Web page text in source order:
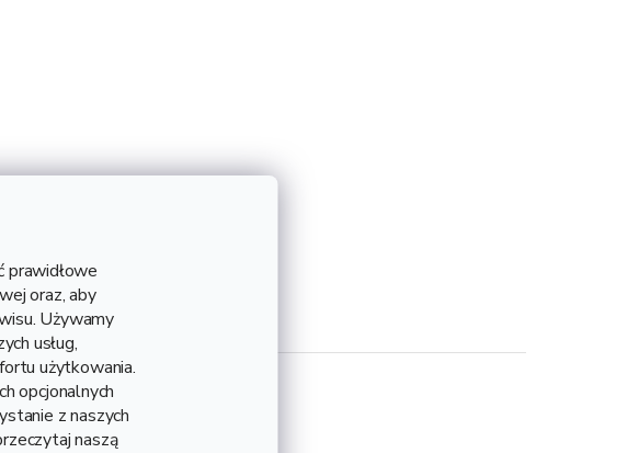
prawidłowe
oraz, aby
Używamy
usług,
użytkowania.
opcjonalnych
z naszych
naszą